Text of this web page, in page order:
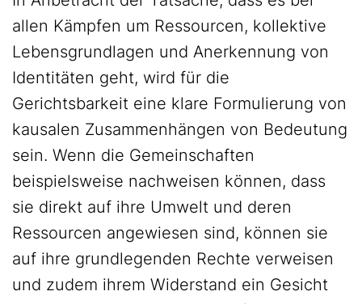
allen Kämpfen um Ressourcen, kollektive
Lebensgrundlagen und Anerkennung von
Identitäten geht, wird für die
Gerichtsbarkeit eine klare Formulierung von
kausalen Zusammenhängen von Bedeutung
sein. Wenn die Gemeinschaften
beispielsweise nachweisen können, dass
sie direkt auf ihre Umwelt und deren
Ressourcen angewiesen sind, können sie
auf ihre grundlegenden Rechte verweisen
und zudem ihrem Widerstand ein Gesicht